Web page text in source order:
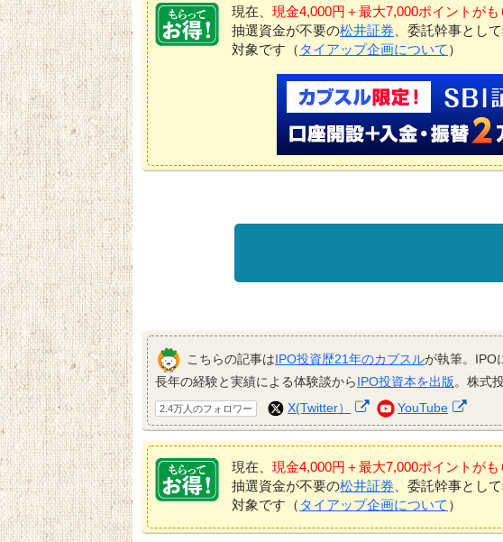
現在、 現金4,000円＋最大7,000ポイントが
抽選資金が不要の松井証券 、委託幹事とし
対象です（ タイアップ企画について ）
こちらの記事はIPO投資歴21年のカブスルが執筆。IPO
長年の経験と実績による体験談からIPO投資本を出版。株式
2.4万人のフォロワー X(Twitter） YouTube
現在、 現金4,000円＋最大7,000ポイントが
抽選資金が不要の松井証券 、委託幹事とし
対象です（ タイアップ企画について ）